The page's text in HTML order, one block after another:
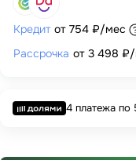
Кредит от 754 ₽/мес
Рассрочка от 3 498 ₽
4 платежа по